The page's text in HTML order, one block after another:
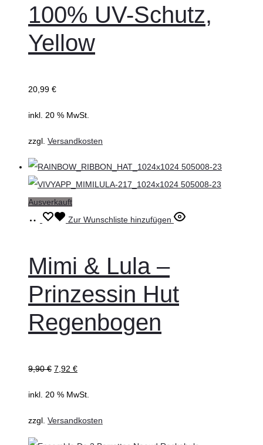
100% UV-Schutz,
Yellow
20,99 €
inkl. 20 % MwSt.
zzgl. Versandkosten
Ausverkauft
WeiterlesenZur Wunschliste hinzufügen
Mimi & Lula –
Prinzessin Hut
Regenbogen
9,90€ 7,92 €
inkl. 20 % MwSt.
zzgl. Versandkosten